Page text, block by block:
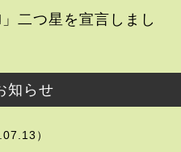
二つ星を宣言しまし
知らせ
）